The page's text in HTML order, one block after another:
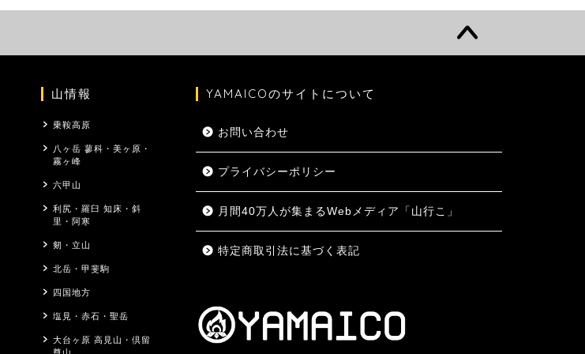
山情報
乗鞍高原
八ヶ岳 蓼科・美ヶ原・
霧ヶ峰
六甲山
利尻・羅臼 知床・斜
里・阿寒
剱・立山
北岳・甲斐駒
四国地方
塩見・赤石・聖岳
大台ヶ原 高見山・倶留
YAMAICOのサイトについて
お問い合わせ
プライバシーポリシー
月間40万人が集まるWebメディア「山行こ」
特定商取引法に基づく表記